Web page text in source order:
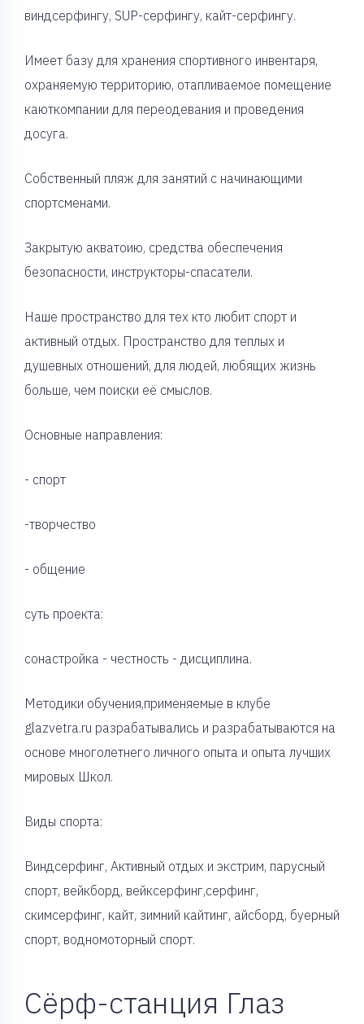
виндсерфингу, SUP-серфингу, кайт-серфингу.
Имеет базу для хранения спортивного инвентаря,
охраняемую территорию, отапливаемое помещение
каюткомпании для переодевания и проведения
досуга.
Собственный пляж для занятий с начинающими
спортсменами.
Закрытую акватоию, средства обеспечения
безопасности, инструкторы-спасатели.
Наше пространство для тех кто любит спорт и
активный отдых. Пространство для теплых и
душевных отношений, для людей, любящих жизнь
больше, чем поиски её смыслов.
Основные направления:
- спорт
-творчество
- общение
суть проекта:
сонастройка - честность - дисциплина.
Методики обучения,применяемые в клубе
glazvetra.ru разрабатывались и разрабатываются на
основе многолетнего личного опыта и опыта лучших
мировых Школ.
Виды спорта:
Виндсерфинг, Активный отдых и экстрим, парусный
спорт, вейкборд, вейксерфинг,серфинг,
скимсерфинг, кайт, зимний кайтинг, айсборд, буерный
спорт, водномоторный спорт.
Сёрф-станция Глаз